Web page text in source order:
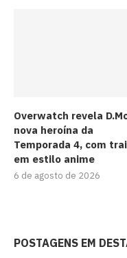
Overwatch revela
nova heroína da
Temporada 4, com
em estilo anime
6 de agosto de 2026
POSTAGENS EM